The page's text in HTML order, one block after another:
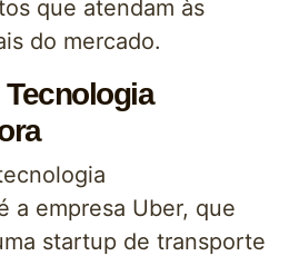
que atendam às
do mercado.
a empresa Uber, que
startup de transporte